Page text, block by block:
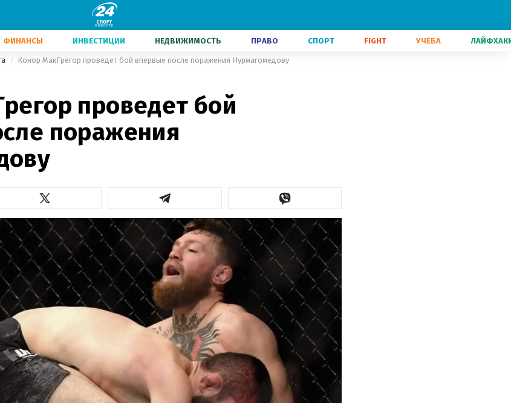
ФИНАНСЫ ИНВЕСТИЦИИ НЕДВИЖИМОСТЬ ПРАВО СПОРТ FIGHT УЧЕБА
Конор МакГрегор проведет бой впервые после поражения Нурмагомедову
проведет бой
поражения